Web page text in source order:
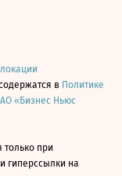
в Политике
«Бизнес Ньюс
при
гиперссылки на